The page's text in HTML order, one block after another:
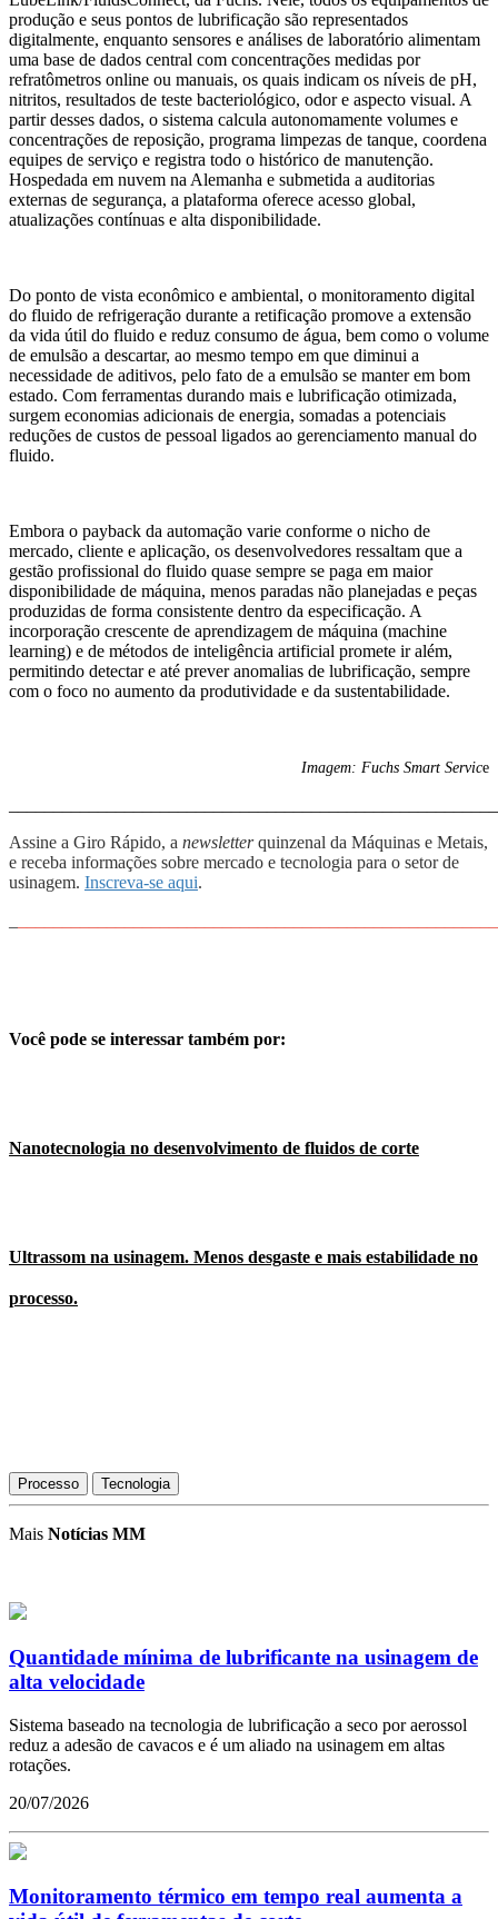
produção e seus pontos de lubrificação são representados
digitalmente, enquanto sensores e análises de laboratório alimentam
uma base de dados central com concentrações medidas por
refratômetros online ou manuais, os quais indicam os níveis de pH,
nitritos, resultados de teste bacteriológico, odor e aspecto visual. A
partir desses dados, o sistema calcula autonomamente volumes e
concentrações de reposição, programa limpezas de tanque, coordena
equipes de serviço e registra todo o histórico de manutenção.
Hospedada em nuvem na Alemanha e submetida a auditorias
externas de segurança, a plataforma oferece acesso global,
atualizações contínuas e alta disponibilidade.
Do ponto de vista econômico e ambiental, o monitoramento digital
do fluido de refrigeração durante a retificação promove a extensão
da vida útil do fluido e reduz consumo de água, bem como o volume
de emulsão a descartar, ao mesmo tempo em que diminui a
necessidade de aditivos, pelo fato de a emulsão se manter em bom
estado. Com ferramentas durando mais e lubrificação otimizada,
surgem economias adicionais de energia, somadas a potenciais
reduções de custos de pessoal ligados ao gerenciamento manual do
fluido.
Embora o payback da automação varie conforme o nicho de
mercado, cliente e aplicação, os desenvolvedores ressaltam que a
gestão profissional do fluido quase sempre se paga em maior
disponibilidade de máquina, menos paradas não planejadas e peças
produzidas de forma consistente dentro da especificação. A
incorporação crescente de aprendizagem de máquina (machine
learning) e de métodos de inteligência artificial promete ir além,
permitindo detectar e até prever anomalias de lubrificação, sempre
com o foco no aumento da produtividade e da sustentabilidade.
Imagem: Fuchs Smart Service
Assine a Giro Rápido, a newsletterquinzenal da Máquinas e Metais,
e receba informações sobre mercado e tecnologia para o setor de
usinagem. Inscreva-se aqui.
Você pode se interessar também por:
Nanotecnologia no desenvolvimento de fluidos de corte
Ultrassom na usinagem. Menos desgaste e mais estabilidade no
processo.
Processo Tecnologia
Mais Notícias MM
Quantidade mínima de lubrificante na usinagem de
alta velocidade
Sistema baseado na tecnologia de lubrificação a seco por aerossol
reduz a adesão de cavacos e é um aliado na usinagem em altas
rotações.
20/07/2026
Monitoramento térmico em tempo real aumenta a